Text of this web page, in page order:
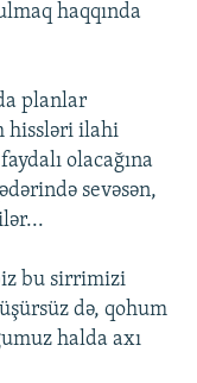
haqqında
planlar
hissləri ilahi
olacağına
sevəsən,
bu sirrimizi
də, qohum
halda axı